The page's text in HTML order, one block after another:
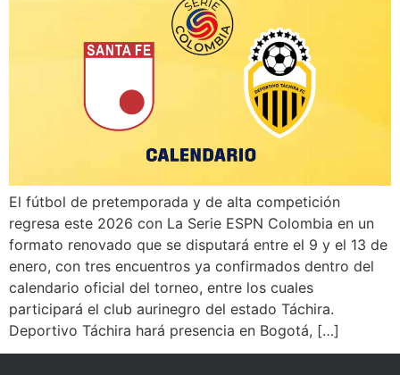
El fútbol de pretemporada y de alta competición
regresa este 2026 con La Serie ESPN Colombia en un
formato renovado que se disputará entre el 9 y el 13 de
enero, con tres encuentros ya confirmados dentro del
calendario oficial del torneo, entre los cuales
participará el club aurinegro del estado Táchira.
Deportivo Táchira hará presencia en Bogotá, […]